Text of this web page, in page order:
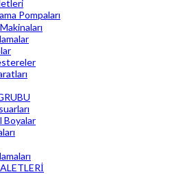
Pompaları
Boyalar